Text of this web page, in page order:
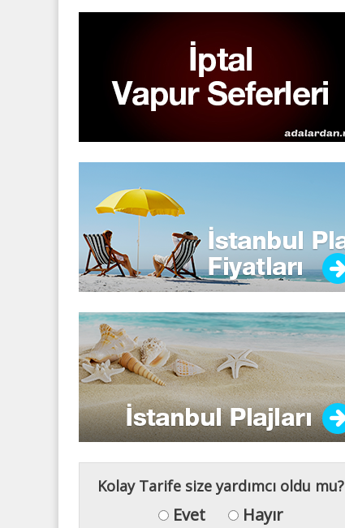
Kolay Tarife size yardımcı oldu mu?
Evet Hayır